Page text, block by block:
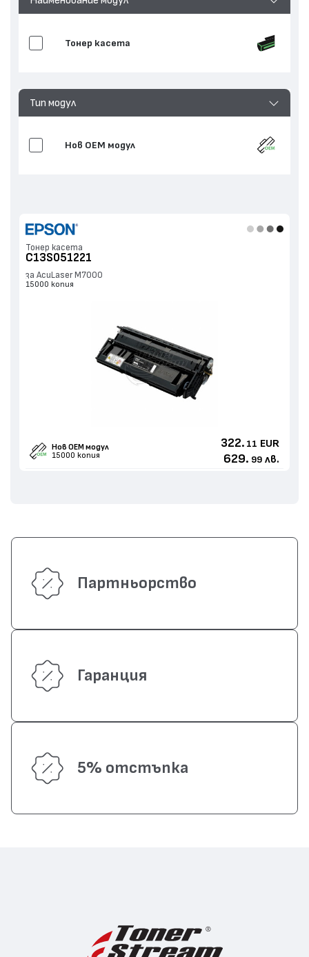
Тонер касета
Тип модул
Нов ОЕМ модул
Тонер касета
C13S051221
за AcuLaser M7000
15000 копия
Нов ОЕМ модул
15000 копия
322. 11 EUR
629. 99 лв.
Партньорство
Гаранция
5% отстъпка